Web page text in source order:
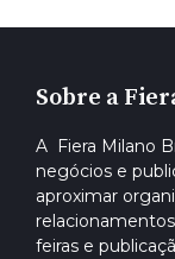
Sobre a
A Fiera Milano
negócios e
aproximar
feiras e